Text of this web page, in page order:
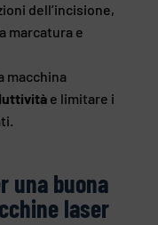
dell’incisione,
marcatura e
macchina
e limitare i
una buona
laser